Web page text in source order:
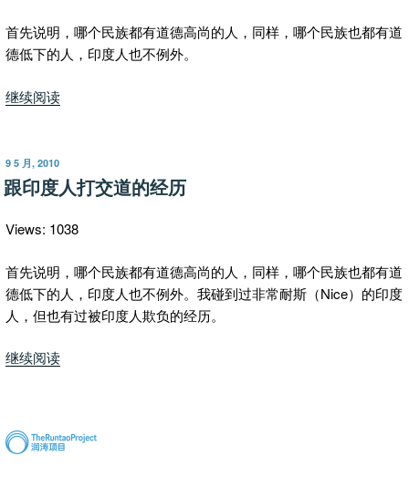
混
不
印
首先说明，哪个民族都有道德高尚的人，同样，哪个民族也都有道
德低下的人，印度人也不例外。
继续阅读“猴
事-
印
打
交
发
布
于
9 5 月, 2010
跟印度人打交道的经历
Views: 1038
首先说明，哪个民族都有道德高尚的人，同样，哪个民族也都有道
德低下的人，印度人也不例外。我碰到过非常耐斯（Nice）的印度
人，但也有过被印度人欺负的经历。
继续阅读“跟
打